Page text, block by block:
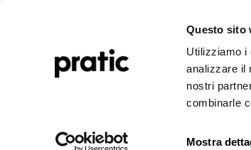
Questo sito
Utilizziamo i
analizzare il
nostri
combinarle
Mostra
Stores d’extérieur
Contactez notre représentant local pour